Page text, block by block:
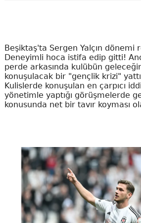
Beşiktaş'ta Sergen Yalçın dönemi
Deneyimli hoca istifa edip gitti!
perde arkasında kulübün
konuşulacak bir "gençlik krizi"
Kulislerde konuşulan en çarpıcı
yönetimle yaptığı görüşmelerde
konusunda net bir tavır koyması